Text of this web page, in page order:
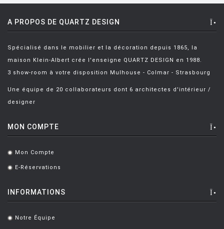
MDF
MEMPHIS
MENU
MOOOI
MOROSO
MUUTO
A PROPOS DE QUARTZ DESIGN
Spécialisé dans le mobilier et la décoration depuis 1865, la
maison Klein-Albert crée l'enseigne QUARTZ DESIGN en 1988.
3 show-room à votre disposition Mulhouse - Colmar - Strasbourg
Une équipe de 20 collaborateurs dont 6 architectes d'intérieur /
designer
MON COMPTE
. Mon Compte
. E-Réservations
INFORMATIONS
. Notre Équipe